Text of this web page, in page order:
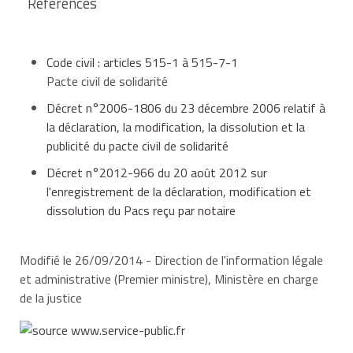
décision.
adressée, par l'huissier de justice, au greffe du tribunal
d'instance ou au notaire qui a reçu l'acte initial.
Le greffier ou le notaire enregistre la dissolution et en
informe les partenaires.
Trois cas peuvent se présenter :
formalités de publicité ont été accomplies.
Le greffe du tribunal d'instance ou le notaire conserve
la déclaration écrite conjointe des partenaires qui
décident de mettre fin d'un commun accord au
la copie de la signification faite par le partenaire
Code civil : articles 515-1 à 515-7-1
Pacte civil de solidarité
Décret n°2006-1806 du 23 décembre 2006 relatif à
la déclaration, la modification, la dissolution et la
publicité du pacte civil de solidarité
Décret n°2012-966 du 20 août 2012 sur
l'enregistrement de la déclaration, modification et
dissolution du Pacs reçu par notaire
Modifié le 26/09/2014 - Direction de l'information légale
et administrative (Premier ministre), Ministère en charge
de la justice